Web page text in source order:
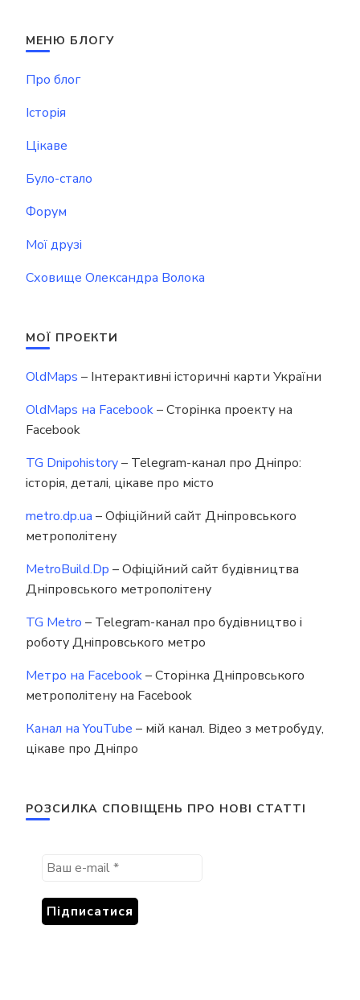
МЕНЮ БЛОГУ
Про блог
Історія
Цікаве
Було-стало
Форум
Мої друзі
Сховище Олександра Волока
МОЇ ПРОЕКТИ
OldMaps – Інтерактивні історичні карти України
OldMaps на Facebook– Сторінка проекту на
Facebook
TG Dnipohistory– Telegram-канал про Дніпро:
історія, деталі, цікаве про місто
metro.dp.ua – Офіційний сайт Дніпровського
метрополітену
MetroBuild.Dp – Офіційний сайт будівництва
Дніпровського метрополітену
TG Metro – Telegram-канал про будівництво і
роботу Дніпровського метро
Метро на Facebook– Сторінка Дніпровського
метрополітену на Facebook
Канал на YouTube – мій канал. Відео з метробуду,
цікаве про Дніпро
РОЗСИЛКА СПОВІЩЕНЬ ПРО НОВІ СТАТТІ